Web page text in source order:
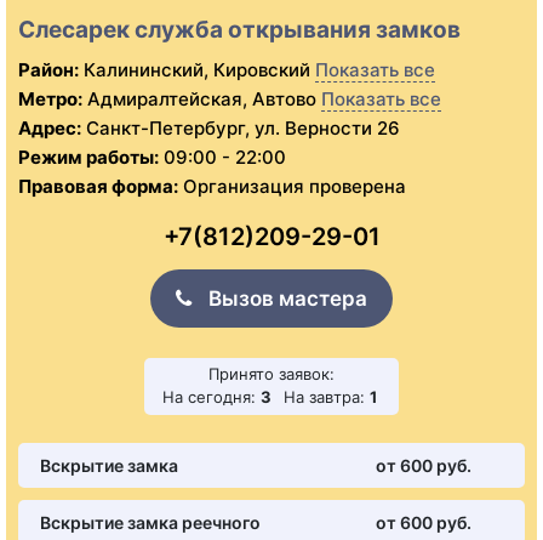
Слесарек служба открывания замков
Район: Калининский, Кировский Показать все
Метро: Адмиралтейская, Автово Показать все
Адрес: Санкт-Петербург, ул. Верности 26
Режим работы: 09:00 - 22:00
Правовая форма: Организация проверена
+7(812)209-29-01
Вызов мастера
Принято заявок:
На сегодня: 3 На завтра: 1
Вскрытие замка от 600 pуб.
Вскрытие замка реечного от 600 pуб.